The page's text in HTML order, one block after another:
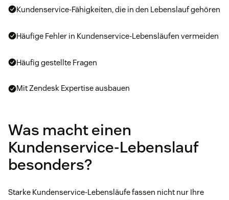
Kundenservice-Fähigkeiten, die in den Lebenslauf gehören
Häufige Fehler in Kundenservice-Lebensläufen vermeiden
Häufig gestellte Fragen
Mit Zendesk Expertise ausbauen
Was macht einen
Kundenservice-Lebenslauf
besonders?
Starke Kundenservice-Lebensläufe fassen nicht nur Ihre